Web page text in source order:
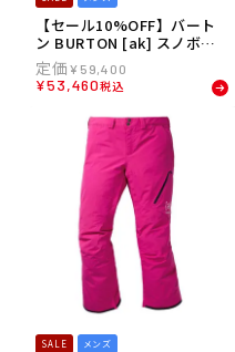
【セール10%OFF】バート
ン BURTON [ak] スノボー
スノボ スノーボード ウェア
パンツ サイクリック GORE-
TEX 2L パンツ 100001 メン
ズ 男性 25-26
¥ 59,400
¥53,460税込
SALE メンズ